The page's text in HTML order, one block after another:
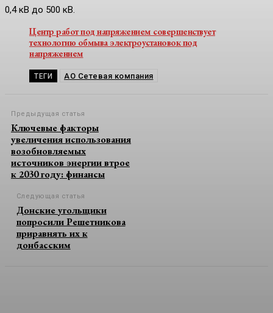
0,4кВ до 500 кВ.
Центр работ под напряжением совершенствует
технологию обмыва электроустановок под
напряжением
ТЕГИ АО Сетевая компания
Предыдущая статья
Ключевые факторы
увеличения использования
возобновляемых
источников энергии втрое
к 2030 году: финансы
Следующая статья
Донские угольщики
попросили Решетникова
приравнять их к
донбасским